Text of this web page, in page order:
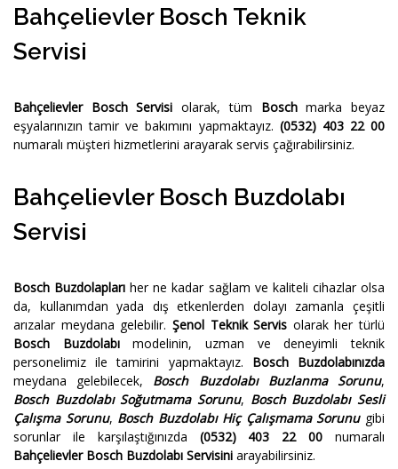
Bahçelievler Bosch Teknik
Servisi
Bahçelievler Bosch Servisi olarak, tüm Boschmarka beyaz
eşyalarınızın tamir ve bakımını yapmaktayız. (0532) 403 22 00
numaralı müşteri hizmetlerini arayarak servis çağırabilirsiniz.
Bahçelievler Bosch Buzdolabı
Servisi
Bosch Buzdolapları her ne kadar sağlam ve kaliteli cihazlar olsa
da, kullanımdan yada dış etkenlerden dolayı zamanla çeşitli
arızalar meydana gelebilir. Şenol Teknik Servis olarak her türlü
Bosch Buzdolabımodelinin, uzman ve deneyimli teknik
personelimiz ile tamirini yapmaktayız. Bosch Buzdolabınızda
meydana gelebilecek, Bosch Buzdolabı Buzlanma Sorunu,
Bosch Buzdolabı Soğutmama Sorunu, Bosch Buzdolabı Sesli
Çalışma Sorunu, Bosch Buzdolabı Hiç Çalışmama Sorunugibi
sorunlar ile karşılaştığınızda (0532) 403 22 00 numaralı
Bahçelievler Bosch Buzdolabı Servisini arayabilirsiniz.